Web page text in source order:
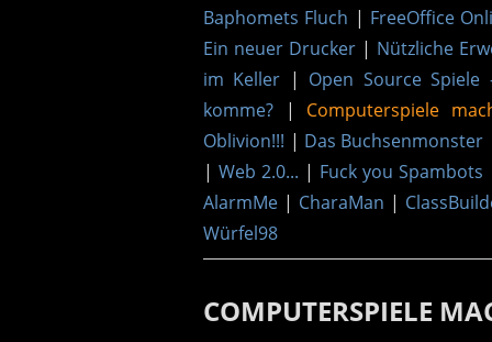
Baphomets Fluch | FreeOffice
Ein neuer Drucker | Nützliche
im Keller | Open Source
komme? | Computerspiele
Oblivion!!! | Das Buchsenmonster
| Web 2.0... | Fuck you Spambots
AlarmMe | CharaMan |
Würfel98
COMPUTERSPIELE